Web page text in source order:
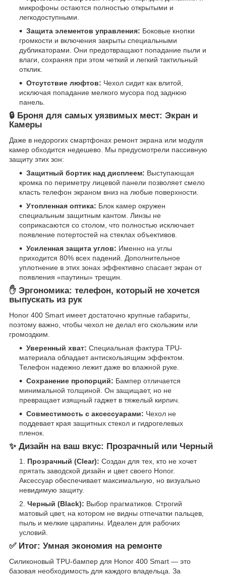
микрофоны остаются полностью открытыми и
легкодоступными.
Защита элементов управления: Боковые кнопки
громкости и включения закрыты специальными
дубликаторами. Они предотвращают попадание пыли и
влаги, сохраняя при этом четкий и легкий тактильный
отклик.
Отсутствие люфтов: Чехол сидит как влитой,
исключая попадание мелкого мусора под заднюю
панель.
🔒 Броня для самых уязвимых мест: Экран и
Камеры
Даже в недорогих смартфонах ремонт экрана или модуля
камер обходится недешево. Мы предусмотрели пассивную
защиту этих зон:
Защитный бортик над дисплеем: Выступающая
кромка по периметру лицевой панели позволяет смело
класть телефон экраном вниз на любые поверхности.
Утопленная оптика: Блок камер окружен
специальным защитным кантом. Линзы не
соприкасаются со столом, что полностью исключает
появление потертостей на стеклах объективов.
Усиленная защита углов: Именно на углы
приходится 80% всех падений. Дополнительное
уплотнение в этих зонах эффективно спасает экран от
появления «паутины» трещин.
✋ Эргономика: телефон, который не хочется
выпускать из рук
Honor 400 Smart имеет достаточно крупные габариты,
поэтому важно, чтобы чехол не делал его скользким или
громоздким.
Уверенный хват: Специальная фактура TPU-
материала обладает антискользящим эффектом.
Телефон надежно лежит даже во влажной руке.
Сохранение пропорций: Бампер отличается
минимальной толщиной. Он защищает, но не
превращает изящный гаджет в тяжелый кирпич.
Совместимость с аксессуарами: Чехол не
поддевает края защитных стекол и гидрогелевых
пленок.
✨ Дизайн на ваш вкус: Прозрачный или Черный
Прозрачный (Clear): Создан для тех, кто не хочет
прятать заводской дизайн и цвет своего Honor.
Аксессуар обеспечивает максимальную, но визуально
невидимую защиту.
Черный (Black): Выбор прагматиков. Строгий
матовый цвет, на котором не видны отпечатки пальцев,
пыль и мелкие царапины. Идеален для рабочих
условий.
✅ Итог: Умная экономия на ремонте
Силиконовый TPU-бампер для Honor 400 Smart — это
базовая необходимость для каждого владельца. За